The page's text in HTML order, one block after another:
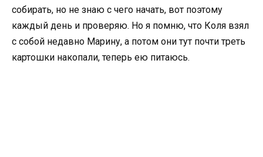
собирать, но не знаю с чего начать, вот поэтому
каждый день и проверяю. Но я помню, что Коля взял
с собой недавно Марину, а потом они тут почти треть
картошки накопали, теперь ею питаюсь.